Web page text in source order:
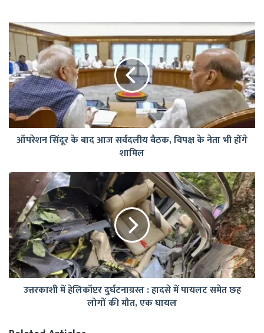
ऑपरेशन
सिंदूर
के
बाद
आज
सर्वदलीय
बैठक,
विपक्ष
के
नेता
शामिल
ऑपरेशन सिंदूर के बाद आज सर्वदलीय बैठक, विपक्ष के नेता भी होंगे
शामिल
उत्तरकाशी
हेलिकॉप्टर
दुर्घटनाग्रस्त
:
हादसे
में
पायलट
समेत
उत्तरकाशी में हेलिकॉप्टर दुर्घटनाग्रस्त : हादसे में पायलट समेत छह
लोगों की मौत, एक घायल